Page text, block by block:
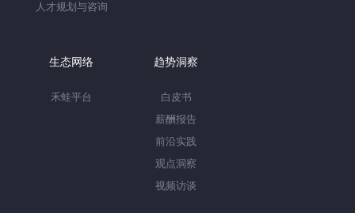
人才规划与咨询
生态网络
禾蛙平台
趋势洞察
白皮书
薪酬报告
前沿实践
观点洞察
视频访谈